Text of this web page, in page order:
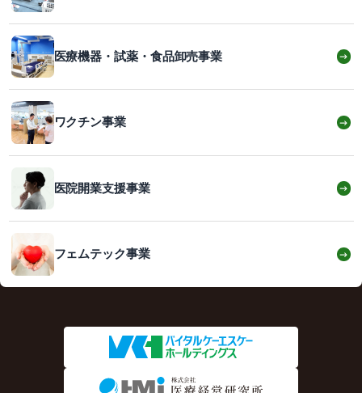
医療機器・試薬・食品卸売事業 →
ワクチン事業 →
医院開業支援事業 →
フェムテック事業 →